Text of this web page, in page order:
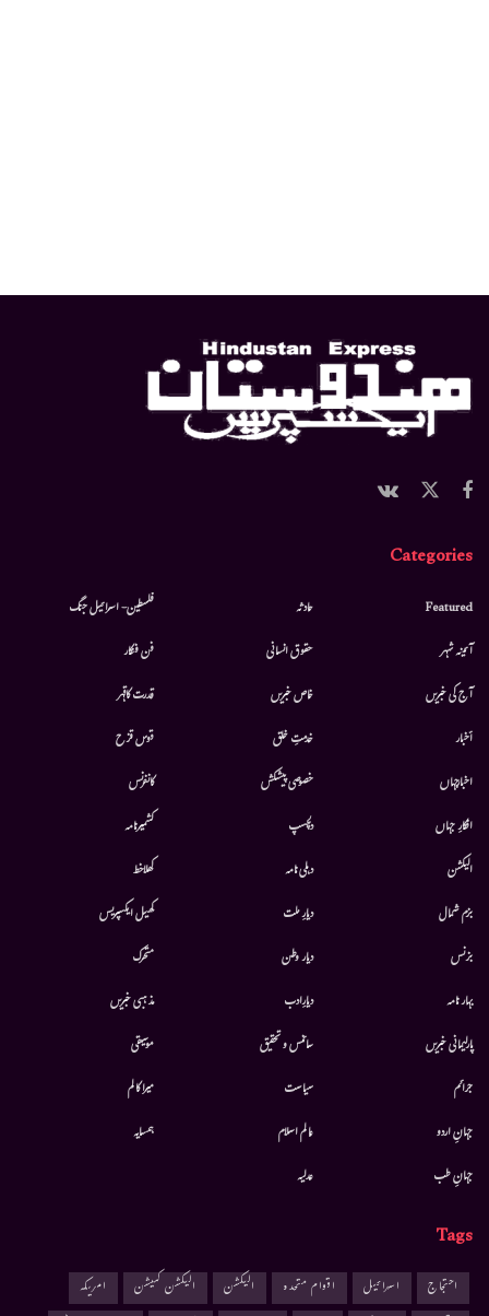
Categories
Featured
آئینہ شہر
آج کی خبریں
أخبار
اخبارجہاں
افکارِ جہاں
الیکشن
بزم شمال
بزنس
بہار نامہ
پارلیمانی خبریں
جرائم
جہانِ اردو
جہانِ طب
حادثہ
حقوق انسانی
خاص خبریں
خدمتِ خلق
خصوصی پیشکش
دلچسپ
دہلی نامہ
دیارِ ملت
دیار وطن
دیارِادب
سائنس و تحقیق
سیاست
عالم اسلام
عدلیہ
فلسطین- اسرائیل جنگ
فن فنکار
قدرت کاقہر
قوس قزح
کانفرنس
کشمیرنامہ
کھلاخط
کھیل ایکسپریس
متحرك
مذہبی خبریں
موسيقى
میرا کالم
ہمسایہ
Tags
احتجاج اسرائیل اقوام متحدہ الیکشن الیکشن کمیشن
امریکہ